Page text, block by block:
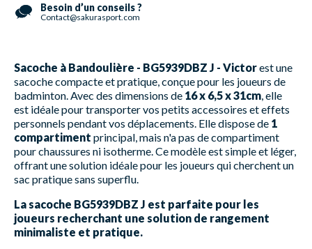
Besoin d’un conseils ?
Contact@sakurasport.com
Sacoche à Bandoulière - BG5939DBZ J - Victorest une
sacoche compacte et pratique, conçue pour les joueurs de
badminton. Avec des dimensions de 16 x 6,5 x 31cm , elle
est idéale pour transporter vos petits accessoires et effets
personnels pendant vos déplacements. Elle dispose de 1
compartiment principal, mais n'a pas de compartiment
pour chaussures ni isotherme. Ce modèle est simple et léger,
offrant une solution idéale pour les joueurs qui cherchent un
sac pratique sans superflu.
La sacoche BG5939DBZ J est parfaite pour les
joueurs recherchant une solution de rangement
minimaliste et pratique.